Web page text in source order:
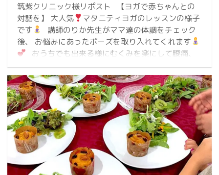
筑紫クリニック様リポスト 【ヨガで赤ちゃんとの
対話を】 大人気
マタニティヨガのレッスンの様子
です
講師のりか先生がママ達の体調をチェック
後、 お悩みにあったポーズを取り入れてくれます
おうちでも出来る様にむくみを楽にして腰痛、
背中の痛みを軽くする動きをやりました❣ ...